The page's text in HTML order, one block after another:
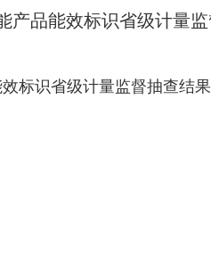
品能效标识省级计量监
标识省级计量监督抽查结